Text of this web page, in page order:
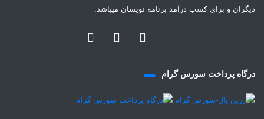
دیگران و برای کسب درآمد برنامه نویسان میباشد.
درگاه پرداخت سورس گرام